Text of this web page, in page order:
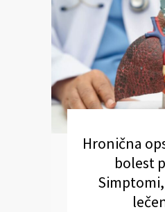
Hronična
bolest